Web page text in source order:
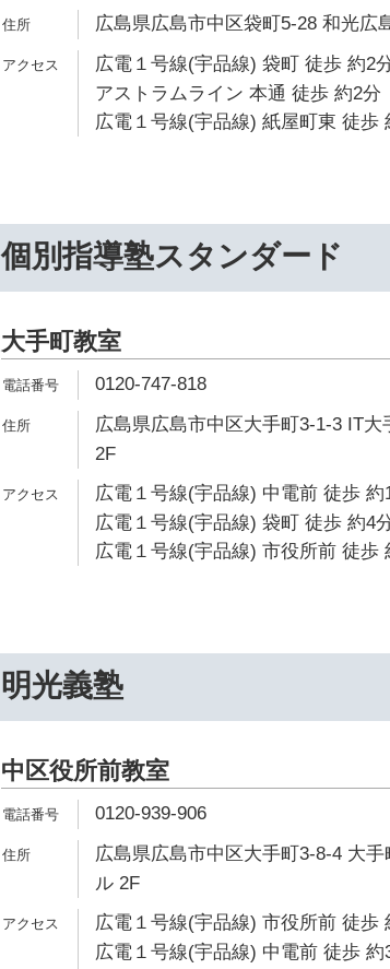
広島県広島市中区袋町5-28 和光広
広電１号線(宇品線) 袋町 徒歩 約2
アストラムライン 本通 徒歩 約2分
広電１号線(宇品線) 紙屋町東 徒歩
個別指導塾スタンダード
大手町教室
0120-747-818
広島県広島市中区大手町3-1-3 IT大
2F
広電１号線(宇品線) 中電前 徒歩 約
広電１号線(宇品線) 袋町 徒歩 約4
広電１号線(宇品線) 市役所前 徒歩
明光義塾
中区役所前教室
0120-939-906
広島県広島市中区大手町3-8-4 大手
ル 2F
広電１号線(宇品線) 市役所前 徒歩
広電１号線(宇品線) 中電前 徒歩 約